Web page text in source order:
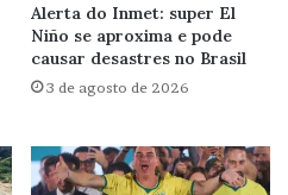
Alerta do Inmet: super El
Niño se aproxima e pode
causar desastres no Brasil
3 de agosto de 2026